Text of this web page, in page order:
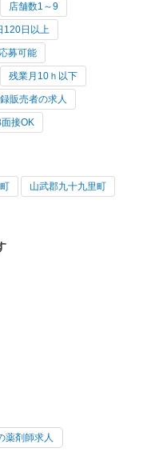
店舗数1～9
120日以上
募可能
残業月10ｈ以下
販売者の求人
接OK
山武郡九十九里町
薬剤師求人